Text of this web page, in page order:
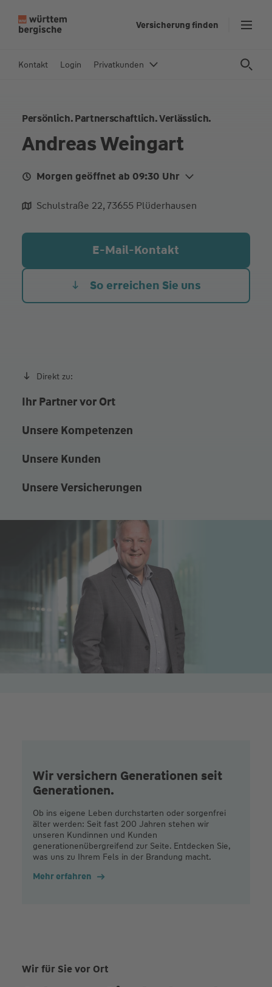
In
Versicherung finden
Kontakt Login Privatkunden
Persönlich. Partnerschaftlich. Verlässlich.
Andreas Weingart
Morgen geöffnet ab 09:30 Uhr
Mo. Heute
09:30 - 12:30
oder nach Termin Vereinbarung
Schulstraße 22, 73655 Plüderhausen
E-Mail-Kontakt
So erreichen Sie uns
Direkt zu:
Ihr Partner vor Ort
Unsere Kompetenzen
Unsere Kunden
Unsere Versicherungen
Wir versichern Generationen seit
Generationen.
Ob ins eigene Leben durchstarten oder sorgenfrei
älter werden: Seit fast 200 Jahren stehen wir
unseren Kundinnen und Kunden
generationenübergreifend zur Seite. Entdecken Sie,
was uns zu Ihrem Fels in der Brandung macht.
Mehr erfahren
Wir für Sie vor Ort